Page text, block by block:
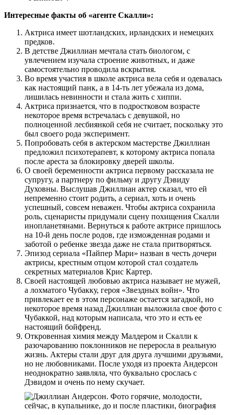
Интересные факты об «агенте Скалли»:
Актриса имеет шотландских, ирландских и немецких
предков.
В детстве Джиллиан мечтала стать биологом, с
увлечением изучала строение животных, и даже
самостоятельно проводила вскрытия.
Во время участия в школе актриса вела себя и одевалась
как настоящий панк, а в 14-ть лет убежала из дома,
лишилась невинности и стала жить с хиппи.
Актриса признается, что в подростковом возрасте
некоторое время встречалась с девушкой, но
полноценной лесбиянкой себя не считает, поскольку это
был своего рода эксперимент.
Попробовать себя в актерском мастерстве Джиллиан
предложил психотерапевт, к которому актриса попала
после ареста за блокировку дверей школы.
О своей беременности актриса первому рассказала не
супругу, а партнеру по фильму и другу Дэвиду
Духовны. Выслушав Джиллиан актер сказал, что ей
непременно стоит родить, а сериал, хоть и очень
успешный, совсем неважен. Чтобы актриса сохранила
роль, сценаристы придумали сцену похищения Скалли
инопланетянами. Вернуться к работе актрисе пришлось
на 10-й день после родов, где изможденная родами и
заботой о ребенке звезда даже не стала притворяться.
Эпизод сериала «Пайпер Мари» назван в честь дочери
актрисы, крестным отцом которой стал создатель
секретных материалов Крис Картер.
Своей настоящей любовью актриса называет не мужей,
а лохматого Чубакку, героя «Звездных войн». Что
привлекает ее в этом персонаже остается загадкой, но
некоторое время назад Джиллиан выложила свое фото с
Чубаккой, над которым написала, что это и есть ее
настоящий бойфренд.
Откровенная химия между Малдером и Скалли к
разочарованию поклонников не переросла в реальную
жизнь. Актеры стали друг для друга лучшими друзьями,
но не любовниками. После уходя из проекта Андерсон
неоднократно заявляла, что буквально срослась с
Дэвидом и очень по нему скучает.